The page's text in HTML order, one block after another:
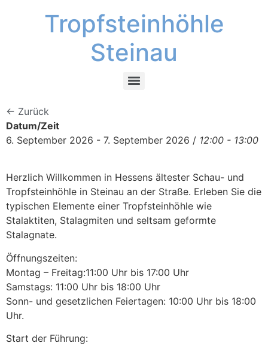
Tropfsteinhöhle
Steinau
← Zurück
Datum/Zeit
6. September 2026 - 7. September 2026 / 12:00 - 13:00
Herzlich Willkommen in Hessens ältester Schau- und
Tropfsteinhöhle in Steinau an der Straße. Erleben Sie die
typischen Elemente einer Tropfsteinhöhle wie
Stalaktiten, Stalagmiten und seltsam geformte
Stalagnate.
Öffnungszeiten:
Montag – Freitag:11:00 Uhr bis 17:00 Uhr
Samstags: 11:00 Uhr bis 18:00 Uhr
Sonn- und gesetzlichen Feiertagen: 10:00 Uhr bis 18:00
Uhr.
Start der Führung: